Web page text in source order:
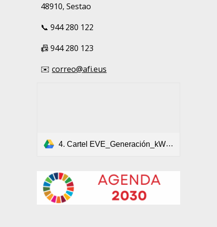
48910, Sestao
📞 944 280 122
📠 944 280 123
✉️correo@afi.eus
4. Cartel EVE_Generación_kWp (1).pdf